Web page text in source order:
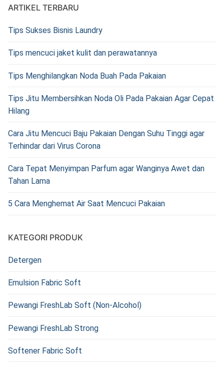
ARTIKEL TERBARU
Tips Sukses Bisnis Laundry
Tips mencuci jaket kulit dan perawatannya
Tips Menghilangkan Noda Buah Pada Pakaian
Tips Jitu Membersihkan Noda Oli Pada Pakaian Agar Cepat
Hilang
Cara Jitu Mencuci Baju Pakaian Dengan Suhu Tinggi agar
Terhindar dari Virus Corona
Cara Tepat Menyimpan Parfum agar Wanginya Awet dan
Tahan Lama
5 Cara Menghemat Air Saat Mencuci Pakaian
KATEGORI PRODUK
Detergen
Emulsion Fabric Soft
Pewangi FreshLab Soft (Non-Alcohol)
Pewangi FreshLab Strong
Softener Fabric Soft